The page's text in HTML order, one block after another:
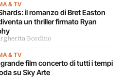
& TV
il romanzo di Bret Easton
un thriller firmato Ryan
Bordino
& TV
film concerto di tutti i tempi
su Sky Arte